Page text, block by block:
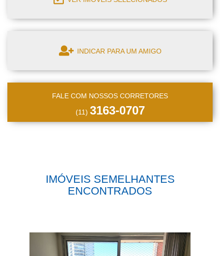
INDICAR PARA UM AMIGO
FALE COM NOSSOS CORRETORES
(11) 3163-0707
IMÓVEIS SEMELHANTES
ENCONTRADOS